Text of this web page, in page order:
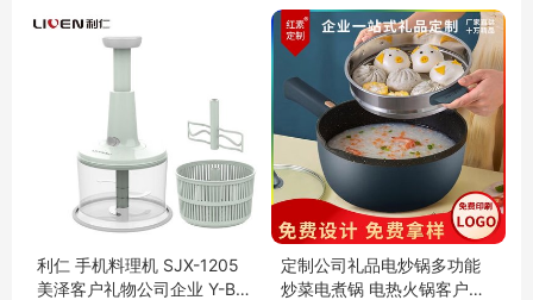
利仁 手机料理机 SJX-1205
美泽客户礼物公司企业 Y-BH
定制公司礼品电炒锅多功能
炒菜电煮锅 电热火锅客户礼